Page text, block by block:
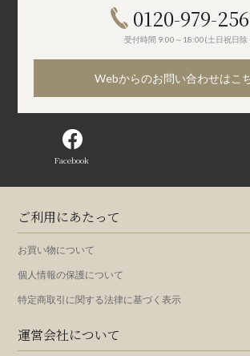
0120-979-256
受付時間 9:00～18:00(土日祝日除
Webからのお問い合わせはこ
Facebook
ご利用にあたって
お買い物について
個人情報の保護について
特定商取引に関する法律に基づく表示
運営会社について